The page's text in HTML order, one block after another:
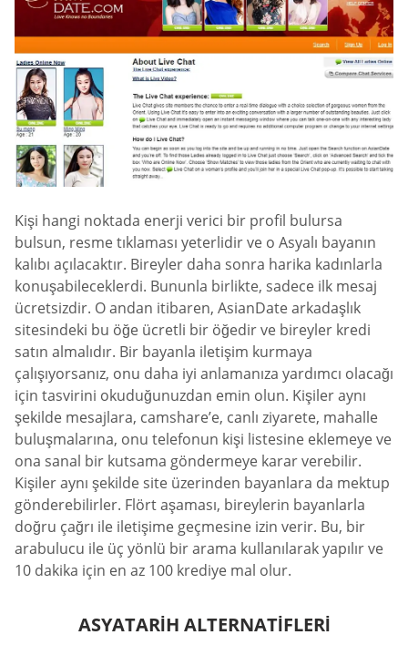
Kişi hangi noktada enerji verici bir profil bulursa
bulsun, resme tıklaması yeterlidir ve o Asyalı bayanın
kalıbı açılacaktır. Bireyler daha sonra harika kadınlarla
konuşabileceklerdi. Bununla birlikte, sadece ilk mesaj
ücretsizdir. O andan itibaren, AsianDate arkadaşlık
sitesindeki bu öğe ücretli bir öğedir ve bireyler kredi
satın almalıdır. Bir bayanla iletişim kurmaya
çalışıyorsanız, onu daha iyi anlamanıza yardımcı olacağı
için tasvirini okuduğunuzdan emin olun. Kişiler aynı
şekilde mesajlara, camshare’e, canlı ziyarete, mahalle
buluşmalarına, onu telefonun kişi listesine eklemeye ve
ona sanal bir kutsama göndermeye karar verebilir.
Kişiler aynı şekilde site üzerinden bayanlara da mektup
gönderebilirler. Flört aşaması, bireylerin bayanlarla
doğru çağrı ile iletişime geçmesine izin verir. Bu, bir
arabulucu ile üç yönlü bir arama kullanılarak yapılır ve
10 dakika için en az 100 krediye mal olur.
ASYATARIH ALTERNATIFLERI